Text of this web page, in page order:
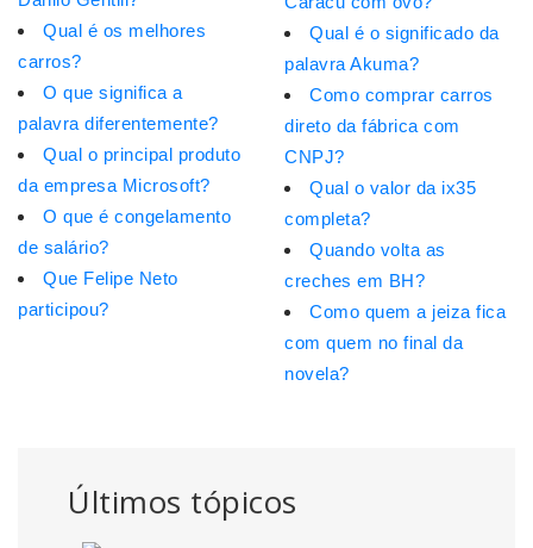
Últimos tópicos
Qual é os melhores
carros?
O que significa a
palavra diferentemente?
Qual o principal produto
da empresa Microsoft?
O que é congelamento
de salário?
Que Felipe Neto
participou?
Qual é o significado da
palavra Akuma?
Como comprar carros
direto da fábrica com
CNPJ?
Qual o valor da ix35
completa?
Quando volta as
creches em BH?
Como quem a jeiza fica
com quem no final da
novela?